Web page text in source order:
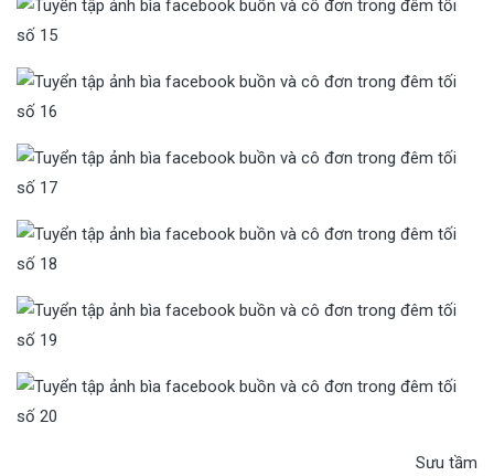
Sưu tầm